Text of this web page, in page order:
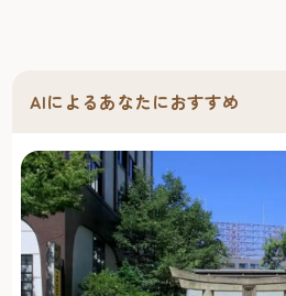
AIによるあなたにおすすめ